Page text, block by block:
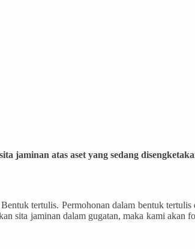
jaminan atas aset yang sedang
tertulis. Permohonan dalam bentuk
sita jaminan dalam gugatan, maka kami akan